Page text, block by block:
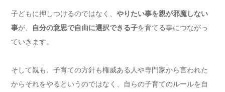
子どもに押しつけるのではなく、 やりたい事を親が邪魔しない
事が、 自分の意思で自由に選択できる子を育てる事につながっ
ていきます。
そして親も、子育ての方針も権威ある人や専門家から言われた
からそれをやるというのではなく、自らの子育てのルールを自